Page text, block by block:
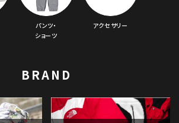
パンツ・
ショーツ
アクセサリー
BRAND